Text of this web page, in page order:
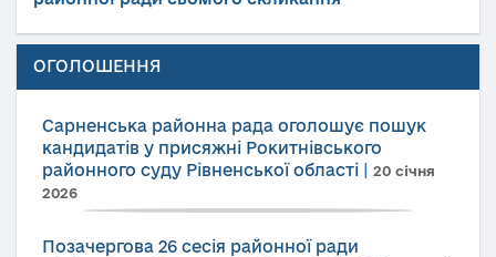
ОГОЛОШЕННЯ
Сарненська районна рада оголошує пошук
кандидатів у присяжні Рокитнівського
районного суду Рівненської області
20 січня
2026
Позачергова 26 сесія районної ради